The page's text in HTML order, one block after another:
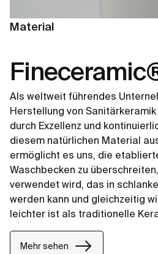
Material
Als weltweit führendes
Herstellung von
durch Exzellenz und
diesem natürlichen Material
ermöglicht es uns, die
Waschbecken zu
verwendet wird, das in
werden kann und gleichzeitig
leichter ist als traditionelle
Mehr sehen